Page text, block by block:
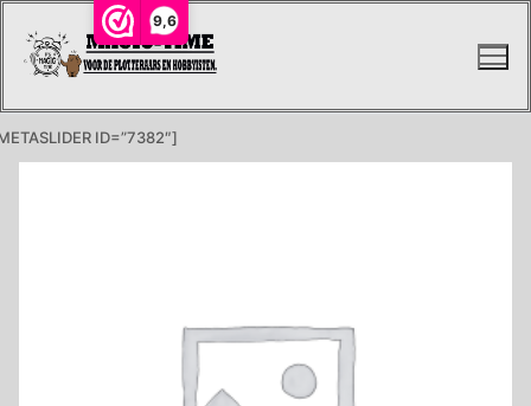
9,6
naar
ID=”7382″]